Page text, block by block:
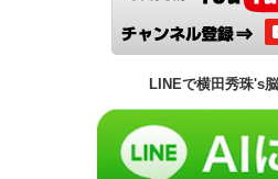
LINEで横田秀珠's